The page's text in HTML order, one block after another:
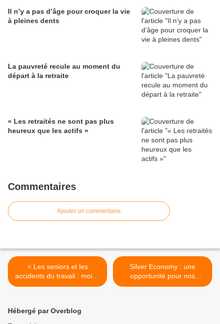
Il n’y a pas d’âge pour croquer la vie
à pleines dents
La pauvreté recule au moment du
départ à la retraite
« Les retraités ne sont pas plus
heureux que les actifs »
Commentaires
Ajouter un commentaire
< Les seniors et les
accidents du travail : moins
d’accidents certes, mais
Silver Economy : une
opportunité pour nos
territoires et pour la France,
Hébergé par Overblog